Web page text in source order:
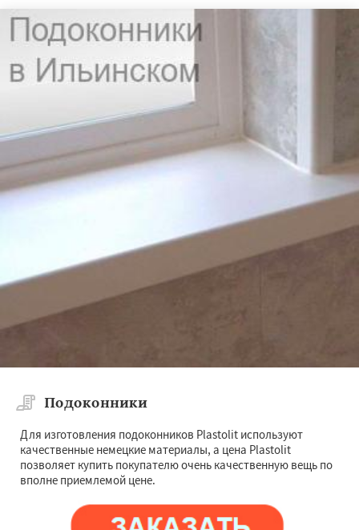
Подоконники
Для изготовления подоконников Plastolit используют
качественные немецкие материалы, а цена Plastolit
позволяет купить покупателю очень качественную вещь по
вполне приемлемой цене.